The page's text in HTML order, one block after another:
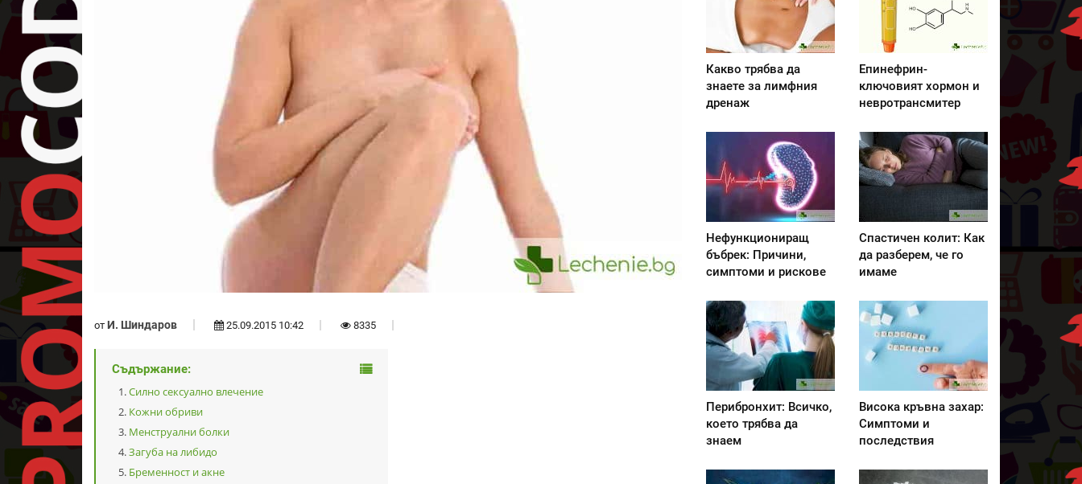
от И. Шиндаров 25.09.2015 10:42 8335
Съдържание:
Силно сексуално влечение
Кожни обриви
Менструални болки
Загуба на либидо
Бременност и акне
Какво трябва да
знаете за лимфния
дренаж
Епинефрин-
ключовият хормон и
невротрансмитер
Нефункциониращ
бъбрек: Причини,
симптоми и рискове
Спастичен колит: Как
да разберем, че го
имаме
Перибронхит: Всичко,
което трябва да
знаем
Висока кръвна захар:
Симптоми и
последствия